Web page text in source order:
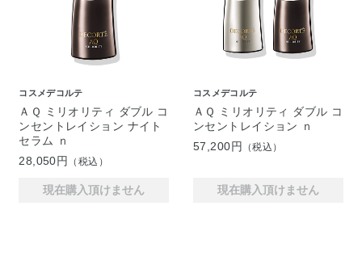
コスメデコルテ
ＡＱ ミリオリティ ダブル コ
ンセントレイション ナイト
セラム ｎ
28,050円
（税込）
現在購入頂けません
コスメデコルテ
ＡＱ ミリオリティ ダブル コ
ンセントレイション ｎ
57,200円
（税込）
現在購入頂けません